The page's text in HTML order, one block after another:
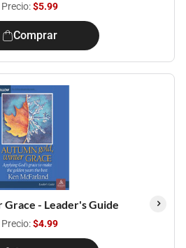
Precio:$5.99
Comprar
- Leader's Guide
Precio:$4.99